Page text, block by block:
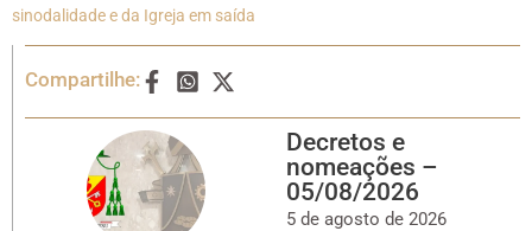
sinodalidade e da Igreja em saída
Compartilhe:
Decretos e
nomeações –
05/08/2026
5 de agosto de 2026